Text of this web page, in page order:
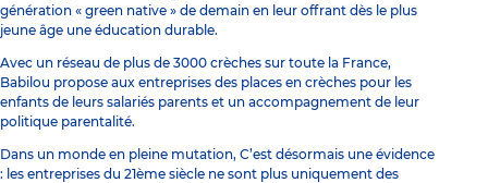
génération « green native » de demain en leur offrant dès le plus
jeune âge une éducation durable.
Avec un réseau de plus de 3000 crèches sur toute la France,
Babilou propose aux entreprises des places en crèches pour les
enfants de leurs salariés parents et un accompagnement de leur
politique parentalité.
Dans un monde en pleine mutation, C’est désormais une évidence
: les entreprises du 21ème siècle ne sont plus uniquement des